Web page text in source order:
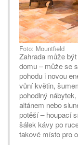
Foto: Mountfield
Zahrada může
domu – může se
pohodu i novou
vůní květin,
pohodlný
altánem nebo
potěší – houpací
šálek kávy po
takové místo pro